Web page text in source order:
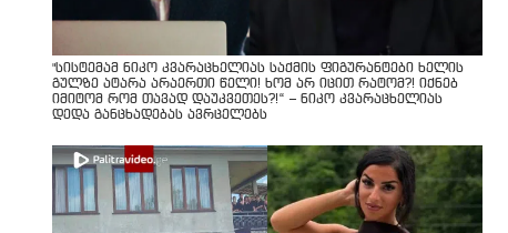
"სისტემამ ნიკო კვარაცხელიას საქმის ფიგურანტები ხელის
გულზე ატარა არაერთი წელი! ხომ არ იცით რატომ?! იქნებ
იმიტომ რომ თავად დაუკვეთეს?!“ – ნიკო კვარაცხელიას
დედა განცხადებას ავრცელებს